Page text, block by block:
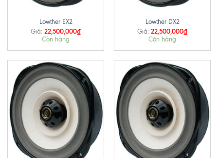
Lowther EX2
Giá: 22,500,000₫
Còn hàng
Lowther DX2
Giá: 22,500,000₫
Còn hàng